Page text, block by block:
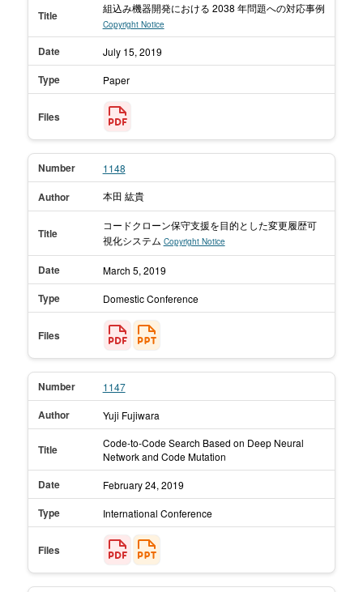
Title
組込み機器開発における 2038 年問題への対応事例
Copyright Notice
Date July 15, 2019
Type Paper
Files
Number 1148
Author 本田 紘貴
Title
コードクローン保守支援を目的とした変更履歴可
視化システム Copyright Notice
Date March 5, 2019
Type Domestic Conference
Files
Number 1147
Author Yuji Fujiwara
Title
Code-to-Code Search Based on Deep Neural
Network and Code Mutation
Date February 24, 2019
Type International Conference
Files